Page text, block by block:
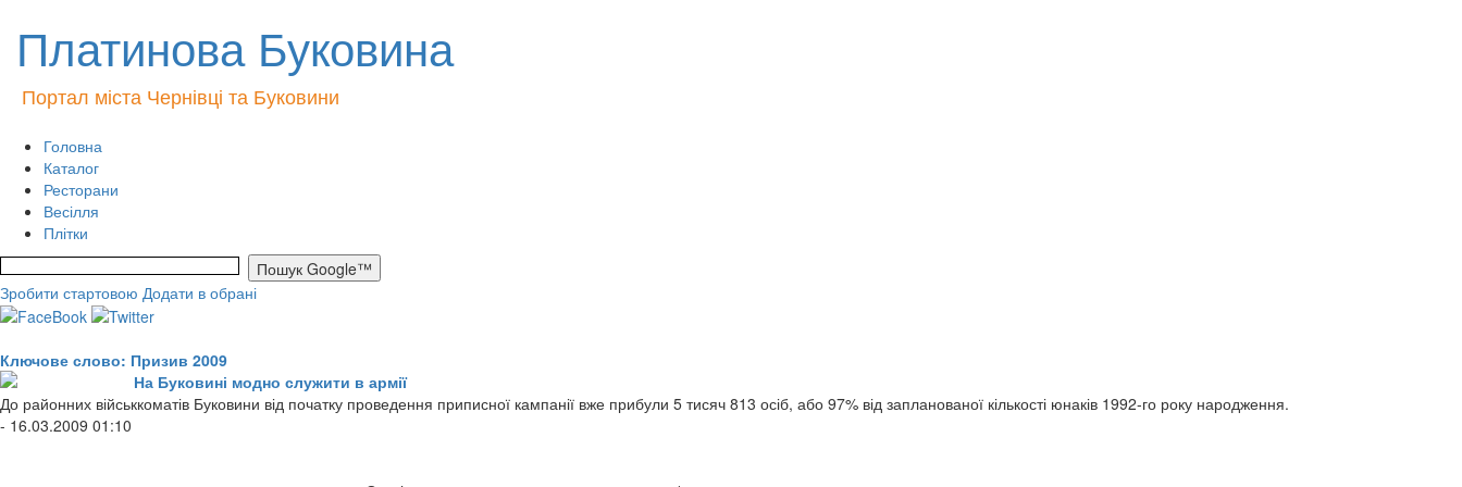
Платинова Буковина
Портал міста Чернівці та Буковини
Головна
Каталог
Ресторани
Весілля
Плітки
Зробити стартовою Додати в обрані
Ключове слово: Призив 2009
На Буковині модно служити в армії
До районних військкоматів Буковини від початку проведення приписної кампанії вже прибули 5 тисяч 813 осіб, або 97% від запланованої кількості юнаків 1992-го року народження.
- 16.03.2009 01:10